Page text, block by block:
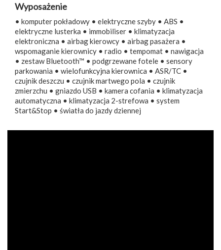
Wyposażenie
• komputer pokładowy • elektryczne szyby • ABS •
elektryczne lusterka • immobiliser • klimatyzacja
elektroniczna • airbag kierowcy • airbag pasażera •
wspomaganie kierownicy • radio • tempomat • nawigacja
• zestaw Bluetooth™ • podgrzewane fotele • sensory
parkowania • wielofunkcyjna kierownica • ASR/TC •
czujnik deszczu • czujnik martwego pola • czujnik
zmierzchu • gniazdo USB • kamera cofania • klimatyzacja
automatyczna • klimatyzacja 2-strefowa • system
Start&Stop • światła do jazdy dziennej